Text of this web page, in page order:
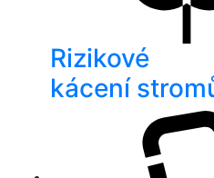
Rizikové
kácení